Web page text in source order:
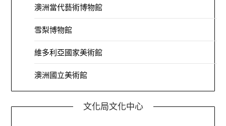
澳洲當代藝術博物館
雪梨博物館
維多利亞國家美術館
澳洲國立美術館
文化局文化中心